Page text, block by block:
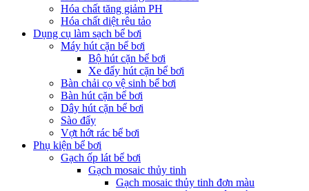
Hóa chất tăng giảm PH
Hóa chất diệt rêu tảo
Dụng cụ làm sạch bể bơi
Máy hút cặn bể bơi
Bộ hút cặn bể bơi
Xe đẩy hút cặn bể bơi
Bàn chải cọ vệ sinh bể bơi
Bàn hút cặn bể bơi
Dây hút cặn bể bơi
Sào đẩy
Vợt hớt rác bể bơi
Phụ kiện bể bơi
Gạch ốp lát bể bơi
Gạch mosaic thủy tinh
Gạch mosaic thủy tinh đơn màu